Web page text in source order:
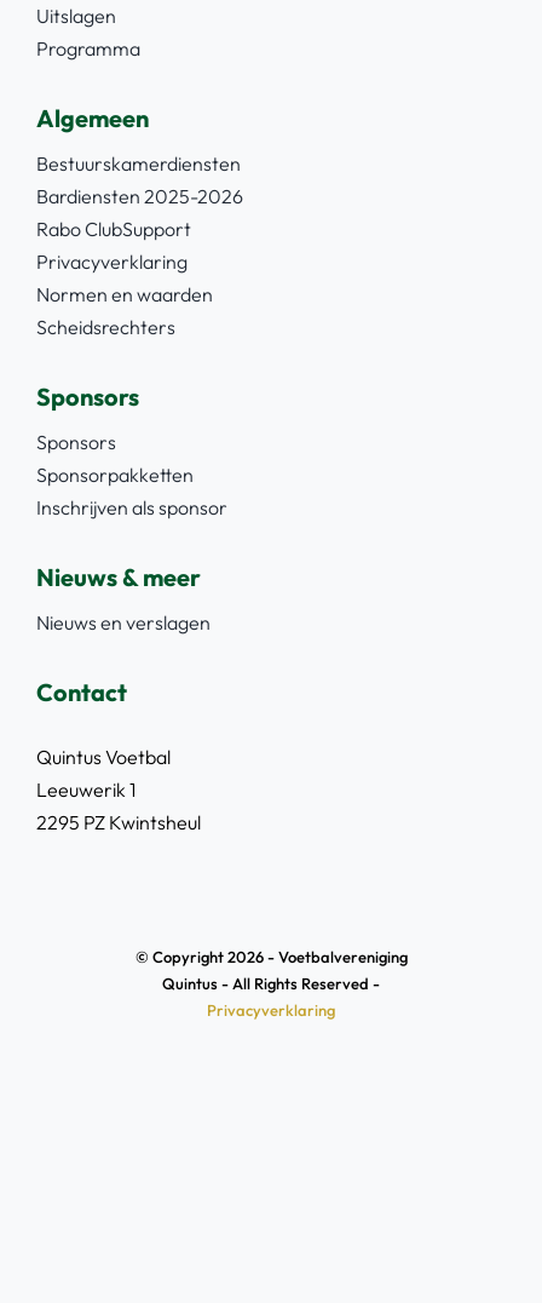
Uitslagen
Programma
Algemeen
Bestuurskamerdiensten
Bardiensten 2025-2026
Rabo ClubSupport
Privacyverklaring
Normen en waarden
Scheidsrechters
Sponsors
Sponsors
Sponsorpakketten
Inschrijven als sponsor
Nieuws & meer
Nieuws en verslagen
Contact
Quintus Voetbal
Leeuwerik 1
2295 PZ Kwintsheul
© Copyright 2026 - Voetbalvereniging
Quintus - All Rights Reserved -
Privacyverklaring